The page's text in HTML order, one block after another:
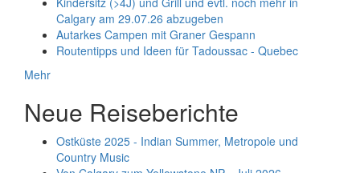
Calgary am 29.07.26 abzugeben
Autarkes Campen mit Graner Gespann
Routentipps und Ideen für Tadoussac - Quebec
Mehr
Neue Reiseberichte
Ostküste 2025 - Indian Summer, Metropole und
Country Music